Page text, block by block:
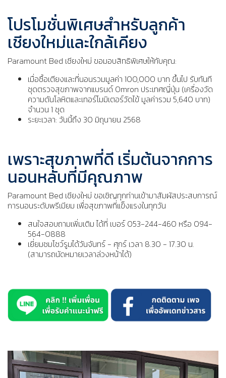
โปรโมชั่นพิเศษสำหรับลูกค้า
เชียงใหม่และใกล้เคียง
Paramount Bed เชียงใหม่ ขอมอบสิทธิพิเศษให้กับคุณ:
เมื่อซื้อเตียงและที่นอนรวมมูลค่า 100,000 บาท ขึ้นไป รับทันที
ชุดตรวจสุขภาพจากแบรนด์ Omron ประเทศญี่ปุ่น (เครื่องวัด
ความดันโลหิตและเทอร์โมมิเตอร์วัดไข้ มูลค่ารวม 5,640 บาท)
จำนวน 1 ชุด
ระยะเวลา: วันนี้ถึง 30 มิถุนายน 2568
เพราะสุขภาพที่ดี เริ่มต้นจากการ
นอนหลับที่มีคุณภาพ
Paramount Bed เชียงใหม่ ขอเชิญทุกท่านเข้ามาสัมผัสประสบการณ์
การนอนระดับพรีเมียม เพื่อสุขภาพที่แข็งแรงในทุกวัน
สนใจสอบถามเพิ่มเติม ได้ที่ เบอร์ 053-244-460 หรือ 094-
564-0888
เยี่ยมชมโชว์รูมได้วันจันทร์ - ศุกร์ เวลา 8.30 - 17.30 น.
(สามารถนัดหมายเวลาล่วงหน้าได้)